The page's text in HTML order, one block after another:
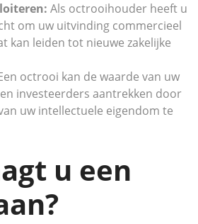
Als octrooihouder heeft u
om uw uitvinding commercieel
kan leiden tot nieuwe zakelijke
octrooi kan de waarde van uw
investeerders aantrekken door
uw intellectuele eigendom te
u een